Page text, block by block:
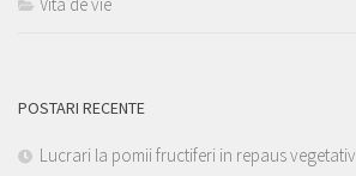
POSTARI RECENTE
Lucrari la pomii fructiferi in repaus vegetativ